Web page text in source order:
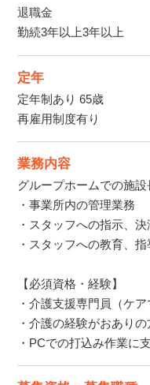
退職金
勤続3年以上3年以上
定年
定年制あり 65歳
再雇用制度有り
業務内容
グループホームでの施
・事業所内の管理業務
・スタッフへの指示、
・スタッフへの教育、指
【必須資格・経験】
・介護支援専門員（ケ
・介護の経験がおありの
・PCでの打込み作業に